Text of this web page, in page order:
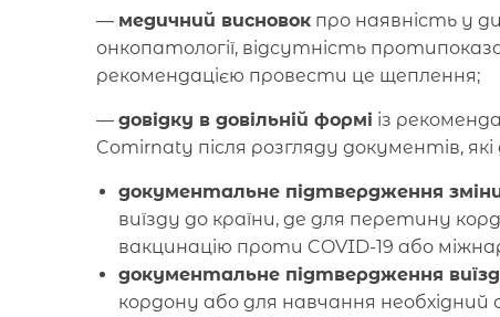
— медичний висновок про наявність у
онкопатології, відсутність
рекомендацією провести це щеплення;
— довідку в довільній формі із
Comirnaty після розгляду документів,
документальне підтвердження зміни
виїзду до країни, де для перетину
вакцинацію проти COVID-19 або
документальне підтвердження
кордону або для навчання